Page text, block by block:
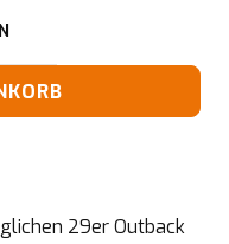
29er Outback